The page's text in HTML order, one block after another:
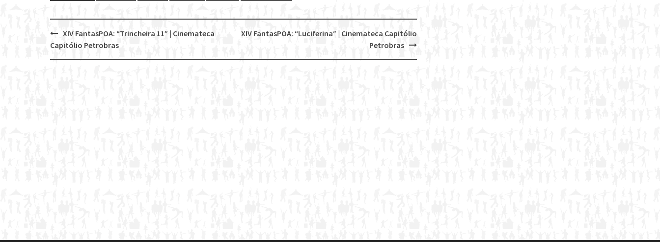
Post
navigation
XIV FantasPOA: “Luciferina” | Cinemateca Capitólio
Petrobras
XIV FantasPOA: “Trincheira 11” | Cinemateca
Capitólio Petrobras